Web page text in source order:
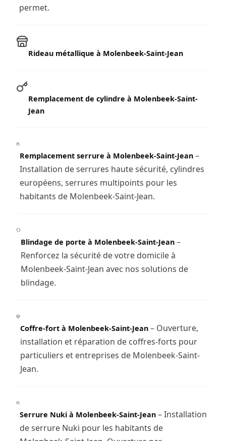
permet.
Rideau métallique à Molenbeek-Saint-Jean
Remplacement de cylindre à Molenbeek-Saint-
Jean
Remplacement serrure à Molenbeek-Saint-Jean–
Installation de serrures haute sécurité, cylindres
européens, serrures multipoints pour les
habitants de Molenbeek-Saint-Jean.
Blindage de porte à Molenbeek-Saint-Jean–
Renforcez la sécurité de votre domicile à
Molenbeek-Saint-Jean avec nos solutions de
blindage.
Coffre-fort à Molenbeek-Saint-Jean – Ouverture,
installation et réparation de coffres-forts pour
particuliers et entreprises de Molenbeek-Saint-
Jean.
Serrure Nuki à Molenbeek-Saint-Jean– Installation
de serrure Nuki pour les habitants de